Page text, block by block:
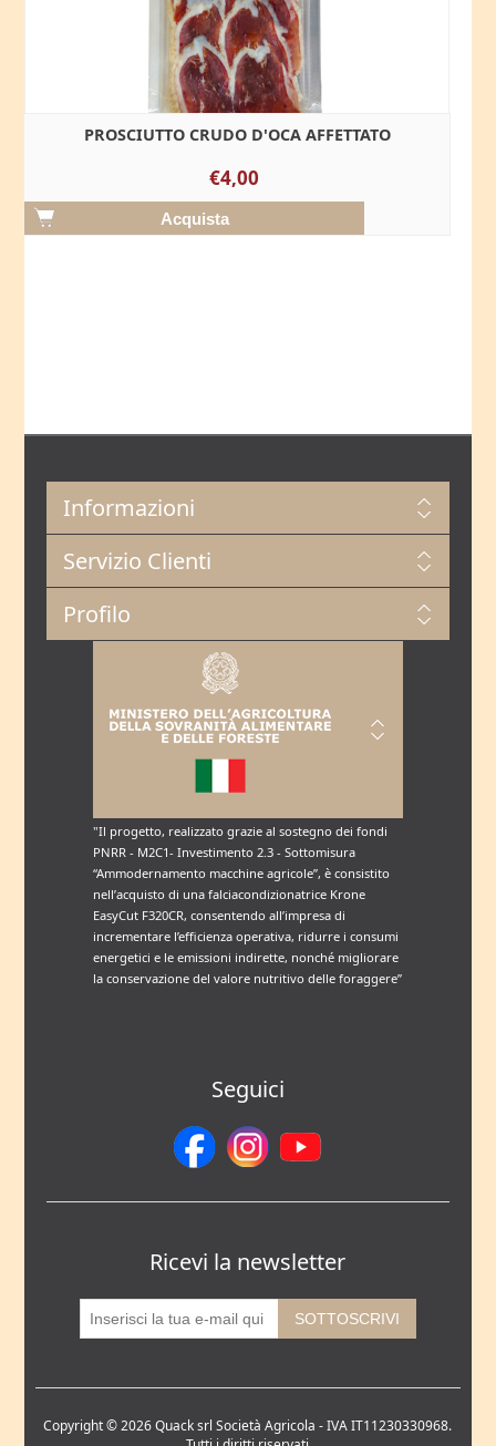
PROSCIUTTO CRUDO D'OCA AFFETTATO
€4,00
Informazioni
Servizio Clienti
Profilo
"Il progetto, realizzato grazie al sostegno dei fondi
PNRR - M2C1- Investimento 2.3 - Sottomisura
“Ammodernamento macchine agricole”, è consistito
nell’acquisto di una falciacondizionatrice Krone
EasyCut F320CR, consentendo all’impresa di
incrementare l’efficienza operativa, ridurre i consumi
energetici e le emissioni indirette, nonché migliorare
la conservazione del valore nutritivo delle foraggere”
Seguici
Ricevi la newsletter
Copyright © 2026 Quack srl Società Agricola - IVA IT11230330968.